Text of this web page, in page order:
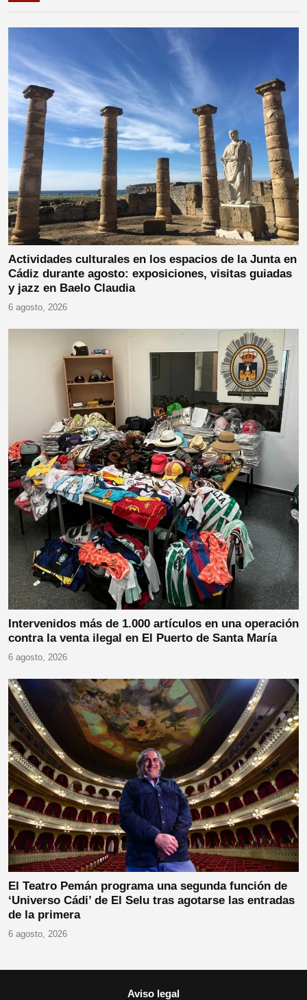
Actividades culturales en los espacios de la Junta en
Cádiz durante agosto: exposiciones, visitas guiadas
y jazz en Baelo Claudia
6 agosto, 2026
Intervenidos más de 1.000 artículos en una operación
contra la venta ilegal en El Puerto de Santa María
6 agosto, 2026
El Teatro Pemán programa una segunda función de
‘Universo Cádi’ de El Selu tras agotarse las entradas
de la primera
6 agosto, 2026
Aviso legal